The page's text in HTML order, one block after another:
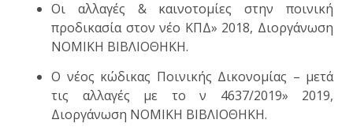
Οι αλλαγές & καινοτομίες στην ποινική
προδικασία στον νέο ΚΠΔ» 2018, Διοργάνωση
ΝΟΜΙΚΗ ΒΙΒΛΙΟΘΗΚΗ.
Ο νέος κώδικας Ποινικής Δικονομίας – μετά
τις αλλαγές με το ν 4637/2019» 2019,
Διοργάνωση ΝΟΜΙΚΗ ΒΙΒΛΙΟΘΗΚΗ.